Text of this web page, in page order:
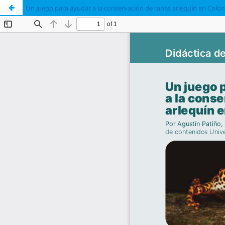
Un juego para ayudar a la conservación de ranas arlequín en